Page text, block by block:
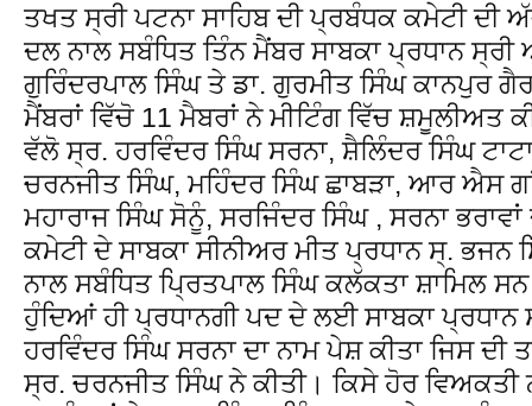
ਤਖਤ ਸ੍ਰੀ ਪਟਨਾ ਸਾਹਿਬ ਦੀ ਪ੍ਰਬੰਧਕ ਕਮੇਟੀ ਦੀ
ਦਲ ਨਾਲ ਸਬੰਧਿਤ ਤਿੰਨ ਮੈਂਬਰ ਸਾਬਕਾ ਪ੍ਰਧਾਨ
ਗੁਰਿੰਦਰਪਾਲ ਸਿੰਘ ਤੇ ਡਾ. ਗੁਰਮੀਤ ਸਿੰਘ ਕਾਨਪੁਰ
ਮੈਂਬਰਾਂ ਵਿੱਚੋ 11 ਮੈਬਰਾਂ ਨੇ ਮੀਟਿੰਗ ਵਿੱਚ ਸ਼ਮੂਲੀਅਤ
ਵੱਲੋ ਸ੍ਰ. ਹਰਵਿੰਦਰ ਸਿੰਘ ਸਰਨਾ, ਸ਼ੈਲਿੰਦਰ ਸਿੰਘ
ਚਰਨਜੀਤ ਸਿੰਘ, ਮਹਿੰਦਰ ਸਿੰਘ ਛਾਬੜਾ, ਆਰ ਐਸ
ਮਹਾਰਾਜ ਸਿੰਘ ਸੋਨੂੰ, ਸਰਜਿੰਦਰ ਸਿੰਘ , ਸਰਨਾ
ਕਮੇਟੀ ਦੇ ਸਾਬਕਾ ਸੀਨੀਅਰ ਮੀਤ ਪ੍ਰਧਾਨ ਸ੍.
ਨਾਲ ਸਬੰਧਿਤ ਪ੍ਰਿਤਪਾਲ ਸਿੰਘ ਕਲੱਕਤਾ ਸ਼ਾਮਿਲ
ਹੁੰਦਿਆਂ ਹੀ ਪ੍ਰਧਾਨਗੀ ਪਦ ਦੇ ਲਈ ਸਾਬਕਾ
ਹਰਵਿੰਦਰ ਸਿੰਘ ਸਰਨਾ ਦਾ ਨਾਮ ਪੇਸ਼ ਕੀਤਾ ਜਿਸ
ਸ੍ਰ. ਚਰਨਜੀਤ ਸਿੰਘ ਨੇ ਕੀਤੀ। ਕਿਸੇ ਹੋਰ